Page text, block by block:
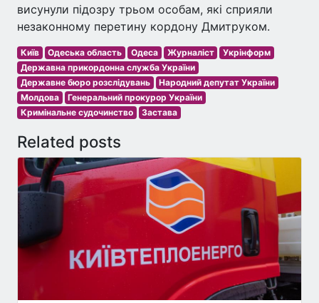
висунули підозру трьом особам, які сприяли
незаконному перетину кордону Дмитруком.
Київ Одеська область Одеса Журналіст
Укрінформ
Державна прикордонна служба України
Державне бюро розслідувань
Народний депутат України
Молдова
Генеральний прокурор України
Кримінальне судочинство
Застава
Related posts